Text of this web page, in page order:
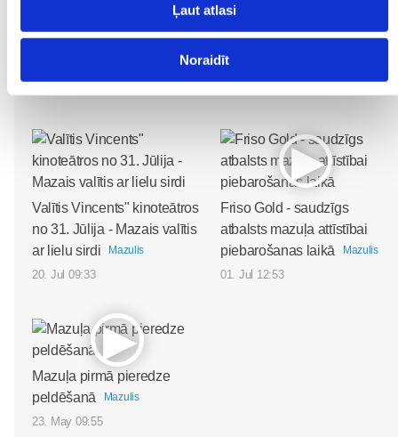
Ļaut atlasi
Noraidīt
Attīstošās rotaļas ar fizioterapeiti Kristīni Asonovu 2026.
gada MARTĀ un APRĪLĪ dzimušiem bērniem
30. Jul 13:00
Valītis Vincents" kinoteātros
no 31. Jūlija - Mazais valītis
ar lielu sirdi
Mazulis
20. Jul 09:33
Friso Gold - saudzīgs
atbalsts mazuļa attīstībai
piebarošanas laikā
Mazulis
01. Jul 12:53
Mazuļa pirmā pieredze
peldēšanā
Mazulis
23. May 09:55